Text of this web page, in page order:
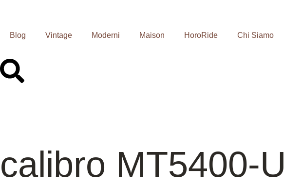
Blog Vintage Moderni Maison HoroRide Chi Siamo
calibro MT5400-U